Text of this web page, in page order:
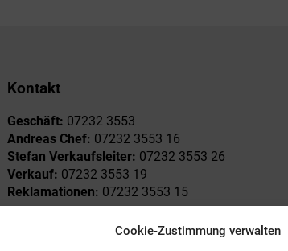
Cookie-Zustimmung verwalten
Kontakt
Geschäft: 07232 3553
Andreas Chef: 07232 3553 16
Stefan Verkaufsleiter: 07232 3553 26
Verkauf: 07232 3553 19
Reklamationen: 07232 3553 15